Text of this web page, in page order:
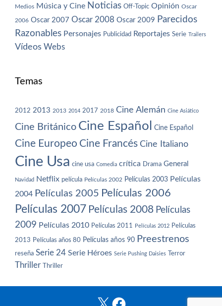
Medios Música y Cine Noticias Off-Topic Opinión Oscar
2006 Oscar 2007 Oscar 2008 Oscar 2009 Parecidos
Razonables Personajes Publicidad Reportajes Serie Trailers
Vídeos Webs
Temas
2012 2013 2013 2014 2017 2018 Cine Alemán Cine Asiático
Cine Británico Cine Español Cine Español
Cine Europeo Cine Francés Cine Italiano
Cine Usa cine usa Comedia crítica Drama General
Navidad Netflix película Películas 2002 Películas 2003 Películas
2004 Películas 2005 Películas 2006
Películas 2007 Películas 2008 Películas
2009 Películas 2010 Películas 2011 Películas 2012 Películas
2013 Películas años 80 Películas años 90 Preestrenos
reseña Serie 24 Serie Héroes Serie Pushing Daisies Terror
Thriller Thriller
X Facebook